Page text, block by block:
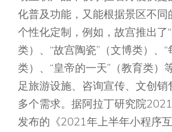
化普及功能，又能根据景区不同
个性化定制，例如，故宫推出了
类）、“故宫陶瓷”（文博类）、
类）、“皇帝的一天”（教育类）
足旅游设施、咨询宣传、文创
多个需求。据阿拉丁研究院
发布的《2021年上半年小程序